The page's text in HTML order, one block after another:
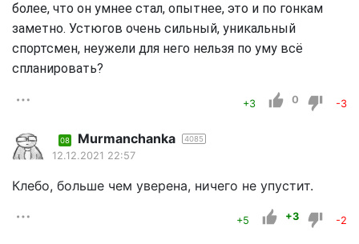
более, что он умнее стал, опытнее, это и по гонкам
заметно. Устюгов очень сильный, уникальный
спортсмен, неужели для него нельзя по уму всё
спланировать?
+3 0 -3
08 Murmanchanka 4085
12.12.2021 22:57
Клебо, больше чем уверена, ничего не упустит.
+5 +3 -2